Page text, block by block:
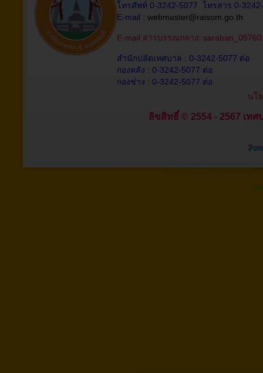
โทรศัพท์ 0-3242-5077 โทรสาร 0-
E-mail : webmaster@raisom.go.th
E-mail สารบรรณกลาง:
สำนักปลัดเทศบาล : 0-3242-5077 ต่อ
กองคลัง : 0-3242-5077 ต่อ
กองช่าง : 0-3242-5077 ต่อ
นโ
ลิขสิทธิ์ © 2554 - 2567 เท